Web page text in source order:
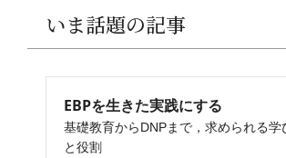
いま話題の記事
EBPを生きた実践にする
基礎教育からDNPまで，求められる学
と役割